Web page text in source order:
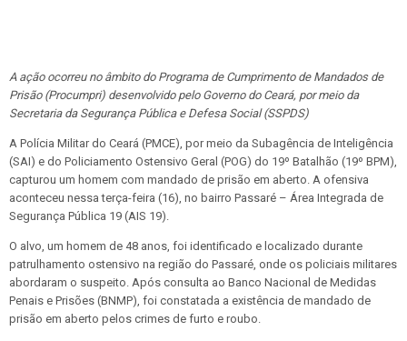
A ação ocorreu no âmbito do Programa de Cumprimento de Mandados de
Prisão (Procumpri) desenvolvido pelo Governo do Ceará, por meio da
Secretaria da Segurança Pública e Defesa Social (SSPDS)
A Polícia Militar do Ceará (PMCE), por meio da Subagência de Inteligência
(SAI) e do Policiamento Ostensivo Geral (POG) do 19º Batalhão (19º BPM),
capturou um homem com mandado de prisão em aberto. A ofensiva
aconteceu nessa terça-feira (16), no bairro Passaré – Área Integrada de
Segurança Pública 19 (AIS 19).
O alvo, um homem de 48 anos, foi identificado e localizado durante
patrulhamento ostensivo na região do Passaré, onde os policiais militares
abordaram o suspeito. Após consulta ao Banco Nacional de Medidas
Penais e Prisões (BNMP), foi constatada a existência de mandado de
prisão em aberto pelos crimes de furto e roubo.